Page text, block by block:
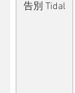
告別 Tidal